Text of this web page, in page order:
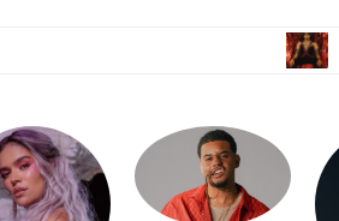
ANITTA